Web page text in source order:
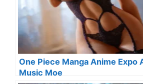
One Piece Manga Anime Expo
Music Moe